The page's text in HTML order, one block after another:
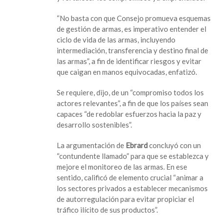
“No basta con que Consejo promueva esquemas
de gestión de armas, es imperativo entender el
ciclo de vida de las armas, incluyendo
intermediación, transferencia y destino final de
las armas”, a fin de identificar riesgos y evitar
que caigan en manos equivocadas, enfatizó.
Se requiere, dijo, de un “compromiso todos los
actores relevantes”, a fin de que los países sean
capaces “de redoblar esfuerzos hacia la paz y
desarrollo sostenibles”.
La argumentación de Ebrardconcluyó con un
“contundente llamado” para que se establezca y
mejore el monitoreo de las armas. En ese
sentido, calificó de elemento crucial “animar a
los sectores privados a establecer mecanismos
de autorregulación para evitar propiciar el
tráfico ilícito de sus productos”.